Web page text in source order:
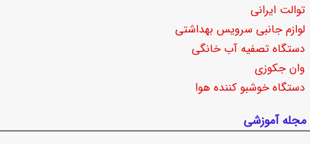
توالت ایرانی
لوازم جانبی سرویس بهداشتی
دستگاه تصفیه آب خانگی
وان جکوزی
دستگاه خوشبو کننده هوا
مجله آموزشی